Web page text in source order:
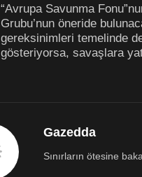
“Avrupa Savunma
Grubu’nun öneride
gereksinimleri temelinde
gösteriyorsa, savaşlara
Gazedda
Sınırların ötesine